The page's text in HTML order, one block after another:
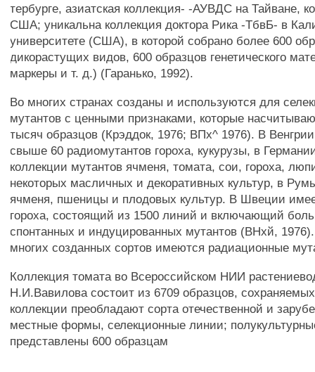
тербурге, азиатская коллекция- -АУВДС на Тайване,
США; уникальна коллекция доктора Рика -ТбвБ- в
университете (США), в которой собрано более 600
дикорастущих видов, 600 образцов генетического
маркеры и т. д.) (Гаранько, 1992).
Во многих странах созданы и используются для
мутантов с ценными признаками, которые
тысяч образцов (Крэддок, 1976; ВПх^ 1976). В
свыше 60 радиомутантов гороха, кукурузы, в
коллекции мутантов ячменя, томата, сои, гороха,
некоторых масличных и декоративных культур, в
ячменя, пшеницы и плодовых культур. В Швеции
гороха, состоящий из 1500 линий и включающий
спонтанных и индуцированных мутантов (ВНхй,
многих созданных сортов имеются радиационные
Коллекция томата во Всероссийском НИИ
Н.И.Вавилова состоит из 6709 образцов,
коллекции преобладают сорта отечественной и
местные формы, селекционные линии;
представлены 600 образцам